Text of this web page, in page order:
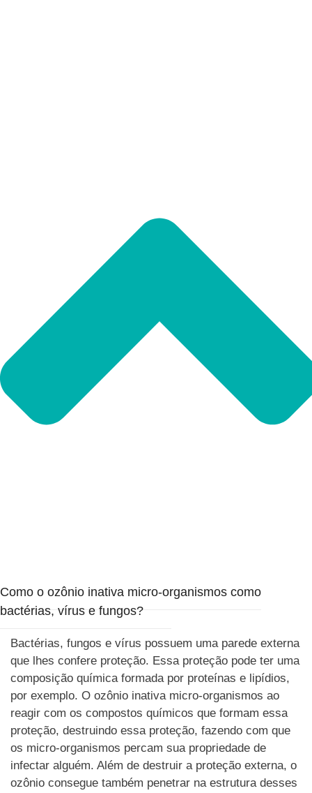
Como o ozônio inativa micro-organismos como
bactérias, vírus e fungos?
Bactérias, fungos e vírus possuem uma parede externa
que lhes confere proteção. Essa proteção pode ter uma
composição química formada por proteínas e lipídios,
por exemplo. O ozônio inativa micro-organismos ao
reagir com os compostos químicos que formam essa
proteção, destruindo essa proteção, fazendo com que
os micro-organismos percam sua propriedade de
infectar alguém. Além de destruir a proteção externa, o
ozônio consegue também penetrar na estrutura desses